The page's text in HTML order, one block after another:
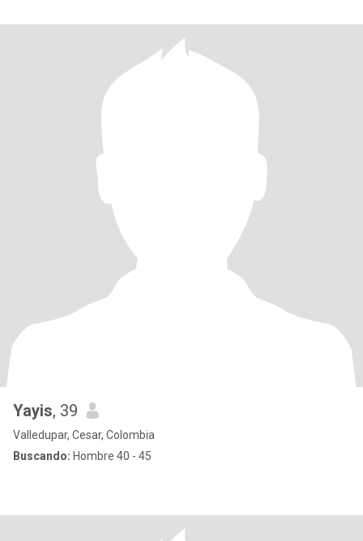
Yayis, 39
Valledupar, Cesar, Colombia
Buscando: Hombre 40 - 45